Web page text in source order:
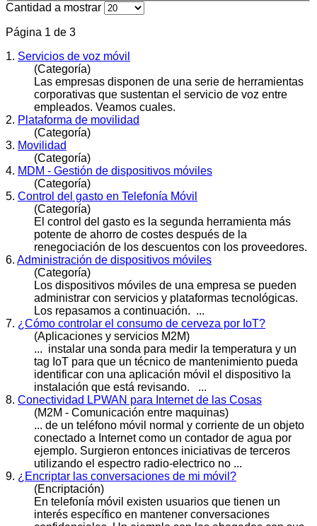
Cantidad a mostrar
Página 1 de 3
1. Servicios de voz móvil
(Categoría)
Las empresas disponen de una serie de herramientas
corporativas que sustentan el servicio de voz entre
empleados. Veamos cuales.
2. Plataforma de movilidad
(Categoría)
3. Movilidad
(Categoría)
4. MDM - Gestión de dispositivos móviles
(Categoría)
5. Control del gasto en Telefonía Móvil
(Categoría)
El control del gasto es la segunda herramienta más
potente de ahorro de costes después de la
renegociación de los descuentos con los proveedores.
6. Administración de dispositivos móviles
(Categoría)
Los dispositivos móvil es de una empresa se pueden
administrar con servicios y plataformas tecnológicas.
Los repasamos a continuación. ...
7. ¿Cómo controlar el consumo de cerveza por IoT?
(Aplicaciones y servicios M2M)
... instalar una sonda para medir la temperatura y un
tag IoT para que un técnico de mantenimiento pueda
identificar con una aplicación móvil el dispositivo la
instalación que está revisando. ...
8. Conectividad LPWAN para Internet de las Cosas
(M2M - Comunicación entre maquinas)
... de un teléfono móvil normal y corriente de un objeto
conectado a Internet como un contador de agua por
ejemplo. Surgieron entonces iniciativas de terceros
utilizando el espectro radio-electrico no ...
9. ¿Encriptar las conversaciones de mi móvil?
(Encriptación)
En telefonía móvil existen usuarios que tienen un
interés específico en mantener conversaciones